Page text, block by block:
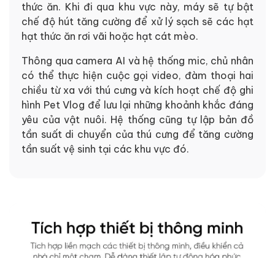
thức ăn. Khi đi qua khu vực này, máy sẽ tự bật
chế độ hút tăng cường để xử lý sạch sẽ các hạt
hạt thức ăn rơi vãi hoặc hạt cát mèo.
Thông qua camera AI và hệ thống mic, chủ nhân
có thể thực hiện cuộc gọi video, đàm thoại hai
chiều từ xa với thú cưng và kích hoạt chế độ ghi
hình Pet Vlog để lưu lại những khoảnh khắc đáng
yêu của vật nuôi. Hệ thống cũng tự lập bản đồ
tần suất di chuyển của thú cưng để tăng cường
tần suất vệ sinh tại các khu vực đó.